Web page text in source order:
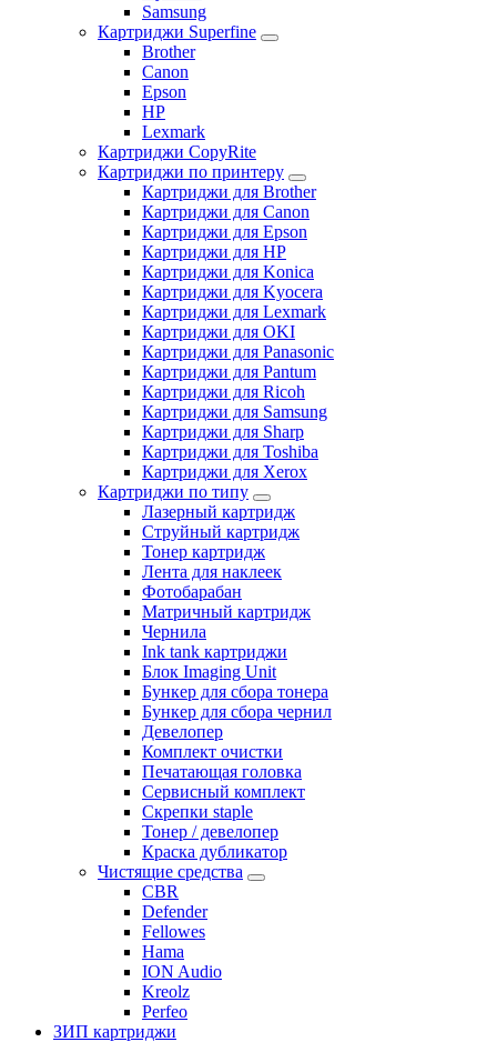
Samsung
Картриджи Superfine
Brother
Canon
Epson
HP
Lexmark
Картриджи CopyRite
Картриджи по принтеру
Картриджи для Brother
Картриджи для Canon
Картриджи для Epson
Картриджи для HP
Картриджи для Konica
Картриджи для Kyocera
Картриджи для Lexmark
Картриджи для OKI
Картриджи для Panasonic
Картриджи для Pantum
Картриджи для Ricoh
Картриджи для Samsung
Картриджи для Sharp
Картриджи для Toshiba
Картриджи для Xerox
Картриджи по типу
Лазерный картридж
Струйный картридж
Тонер картридж
Лента для наклеек
Фотобарабан
Матричный картридж
Чернила
Ink tank картриджи
Блок Imaging Unit
Бункер для сбора тонера
Бункер для сбора чернил
Девелопер
Комплект очистки
Печатающая головка
Сервисный комплект
Скрепки staple
Тонер / девелопер
Краска дубликатор
Чистящие средства
CBR
Defender
Fellowes
Hama
ION Audio
Kreolz
Perfeo
ЗИП картриджи